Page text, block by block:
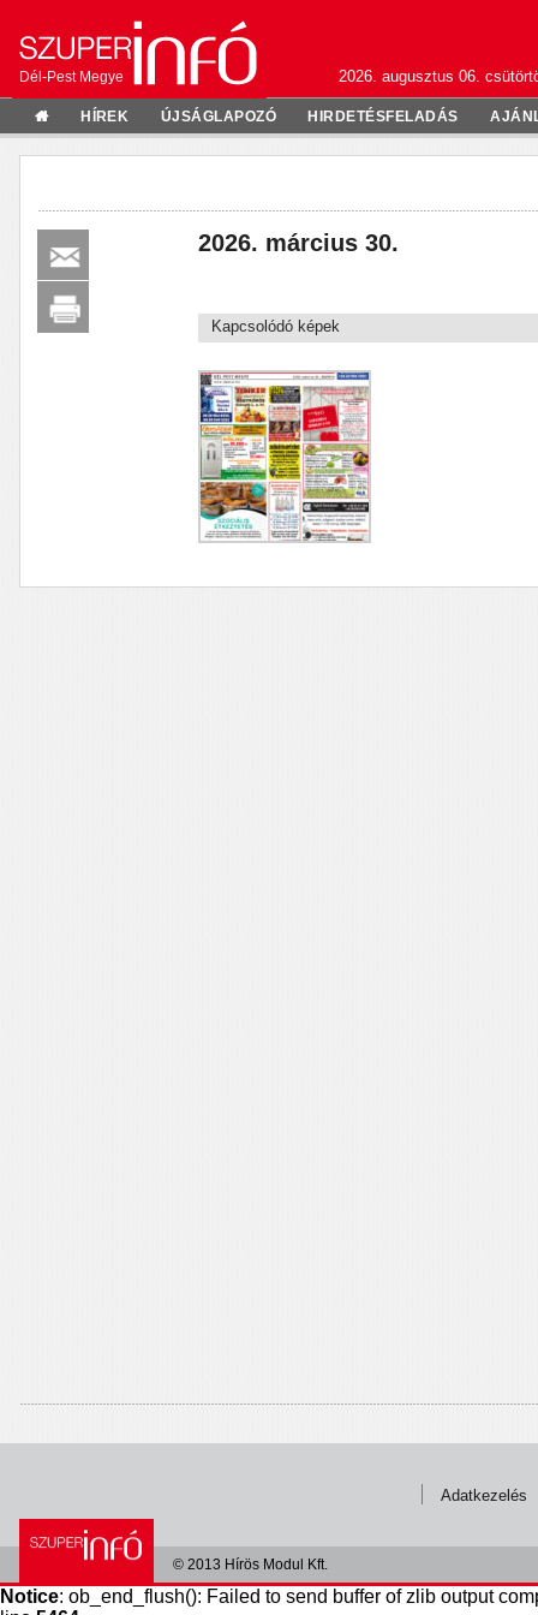
Dél-Pest Megye 2026. augusztus 06.
HÍREK ÚJSÁGLAPOZÓ HIRDETÉSFELADÁS
2026. március 30.
Kapcsolódó képek
Adatkezelés
© 2013 Hírös Modul Kft.
Notice: ob_end_flush(): Failed to send buffer of zlib output